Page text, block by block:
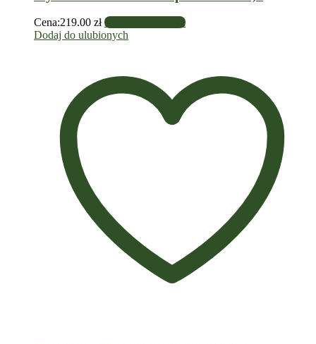
Cena:219.00 zł Dodaj do koszyka
Dodaj do ulubionych